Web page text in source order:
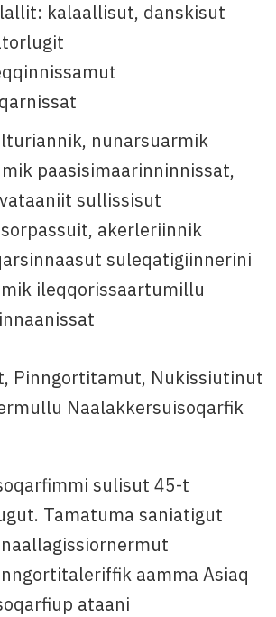
kalaallisut, danskisut
nunarsuarmik
paasisimaarinninnissat,
sullissisut
akerleriinnik
suleqatigiinnerini
ileqqorissaartumillu
Pinngortitamut, Nukissiutinut
Naalakkersuisoqarfik
sulisut 45-t
Tamatuma saniatigut
aamma Asiaq
ataani